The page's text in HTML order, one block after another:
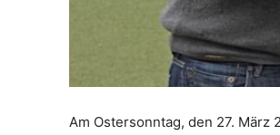
Am Ostersonntag, den 27. März